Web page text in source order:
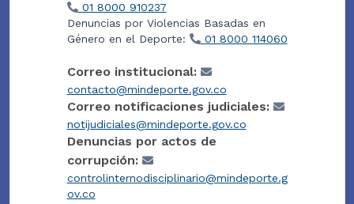
01 8000 910237
Denuncias por Violencias Basadas en
Género en el Deporte:
01 8000 114060
Correo institucional:
contacto@mindeporte.gov.co
Correo notificaciones judiciales:
notijudiciales@mindeporte.gov.co
Denuncias por actos de
corrupción:
controlinternodisciplinario@mindeporte.g
ov.co